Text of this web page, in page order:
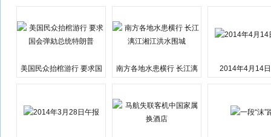
美国民众抬棺游行 要求国
南方各地水患横行 长江漓
2014年4月14